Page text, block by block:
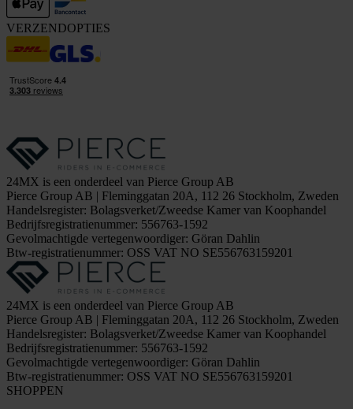
VERZENDOPTIES
24MX is een onderdeel van Pierce Group AB
Pierce Group AB | Fleminggatan 20A, 112 26 Stockholm, Zweden
Handelsregister: Bolagsverket/Zweedse Kamer van Koophandel
Bedrijfsregistratienummer: 556763-1592
Gevolmachtigde vertegenwoordiger: Göran Dahlin
Btw-registratienummer: OSS VAT NO SE556763159201
24MX is een onderdeel van Pierce Group AB
Pierce Group AB | Fleminggatan 20A, 112 26 Stockholm, Zweden
Handelsregister: Bolagsverket/Zweedse Kamer van Koophandel
Bedrijfsregistratienummer: 556763-1592
Gevolmachtigde vertegenwoordiger: Göran Dahlin
Btw-registratienummer: OSS VAT NO SE556763159201
SHOPPEN